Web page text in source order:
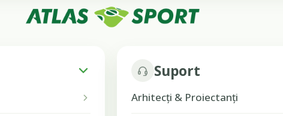
Suport
Arhitecți & Proiectanți